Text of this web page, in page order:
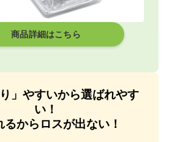
商品詳細はこちら
り」やすいから選ばれやす
い！
るからロスが出ない！